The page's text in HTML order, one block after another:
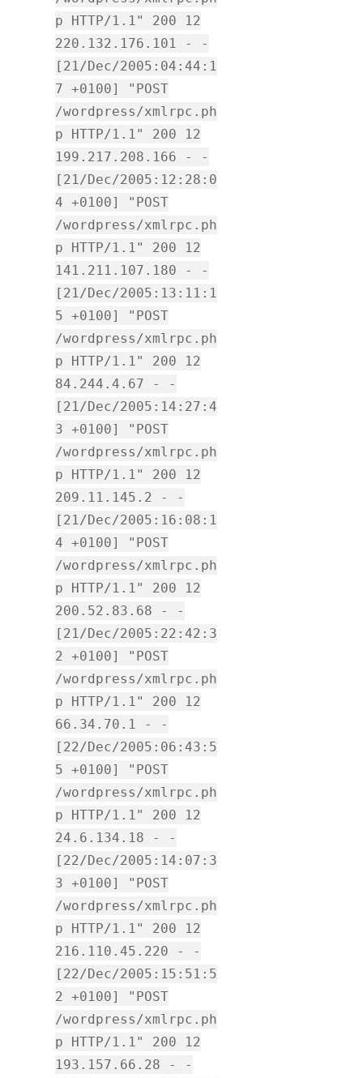
p HTTP/1.1" 200 12
220.132.176.101 - -
[21/Dec/2005:04:44:1
7 +0100] "POST
/wordpress/xmlrpc.ph
p HTTP/1.1" 200 12
199.217.208.166 - -
[21/Dec/2005:12:28:0
4 +0100] "POST
/wordpress/xmlrpc.ph
p HTTP/1.1" 200 12
141.211.107.180 - -
[21/Dec/2005:13:11:1
5 +0100] "POST
/wordpress/xmlrpc.ph
p HTTP/1.1" 200 12
84.244.4.67 - -
[21/Dec/2005:14:27:4
3 +0100] "POST
/wordpress/xmlrpc.ph
p HTTP/1.1" 200 12
209.11.145.2 - -
[21/Dec/2005:16:08:1
4 +0100] "POST
/wordpress/xmlrpc.ph
p HTTP/1.1" 200 12
200.52.83.68 - -
[21/Dec/2005:22:42:3
2 +0100] "POST
/wordpress/xmlrpc.ph
p HTTP/1.1" 200 12
66.34.70.1 - -
[22/Dec/2005:06:43:5
5 +0100] "POST
/wordpress/xmlrpc.ph
p HTTP/1.1" 200 12
24.6.134.18 - -
[22/Dec/2005:14:07:3
3 +0100] "POST
/wordpress/xmlrpc.ph
p HTTP/1.1" 200 12
216.110.45.220 - -
[22/Dec/2005:15:51:5
2 +0100] "POST
/wordpress/xmlrpc.ph
p HTTP/1.1" 200 12
193.157.66.28 - -